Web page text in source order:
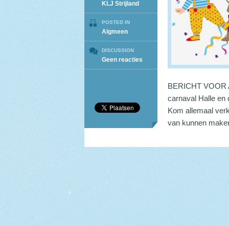
KLJ Strijland
POSTED IN
Algmeen
DISCUSSION
Geen reacties
Carnaval
BERICHT VOOR
carnaval Halle en
Kom allemaal
van kunnen